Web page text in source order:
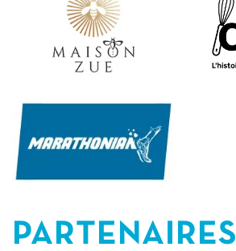
Masama
Marathonian
PARTENAIRES